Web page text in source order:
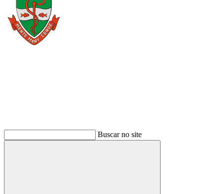
Buscar no site